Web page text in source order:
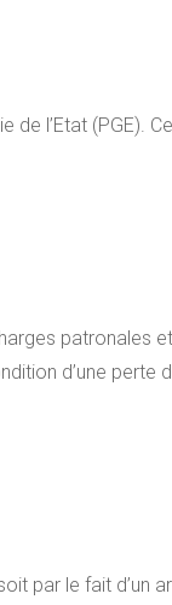
l’Etat (PGE).
patronales
d’une perte
par le fait d’un